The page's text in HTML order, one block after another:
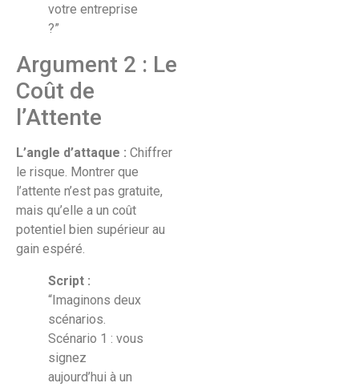
votre entreprise
?”
Argument 2 : Le
Coût de
l’Attente
L’angle d’attaque : Chiffrer
le risque. Montrer que
l’attente n’est pas gratuite,
mais qu’elle a un coût
potentiel bien supérieur au
gain espéré.
Script :
“Imaginons deux
scénarios.
Scénario 1 : vous
signez
aujourd’hui à un